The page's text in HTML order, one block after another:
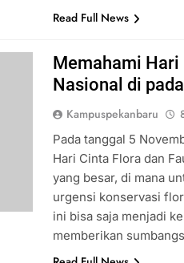
Read Full News
Memahami Hari
Nasional di
Kampuspekanbaru
Pada tanggal 5
Hari Cinta Flora dan
yang besar, di mana
urgensi konservasi
ini bisa saja menjadi
memberikan